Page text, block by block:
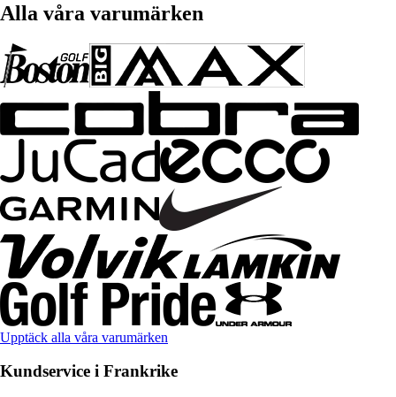
Alla våra varumärken
Upptäck alla våra varumärken
Kundservice i Frankrike